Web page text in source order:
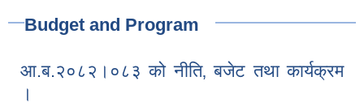
Budget and Program
आ.ब.२०८२।०८३ को नीति‚ बजेट तथा कार्यक्रम
।